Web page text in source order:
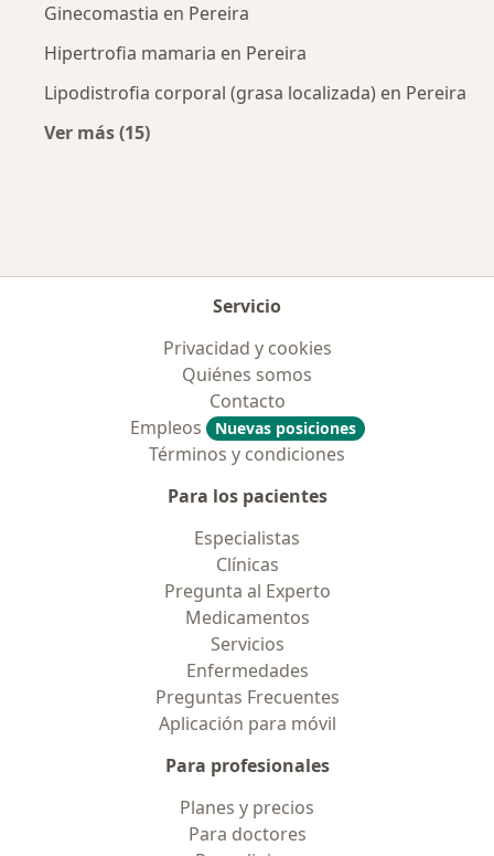
Ginecomastia en Pereira
Hipertrofia mamaria en Pereira
Lipodistrofia corporal (grasa localizada) en Pereira
Ver más (15)
Servicio
Privacidad y cookies
Quiénes somos
Contacto
Empleos
Nuevas posiciones
Términos y condiciones
Para los pacientes
Especialistas
Clínicas
Pregunta al Experto
Medicamentos
Servicios
Enfermedades
Preguntas Frecuentes
Aplicación para móvil
Para profesionales
Planes y precios
Para doctores